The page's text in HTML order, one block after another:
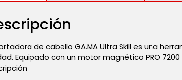
de cabello GA.MA Ultra Skill es una
Equipado con un motor magnético PRO